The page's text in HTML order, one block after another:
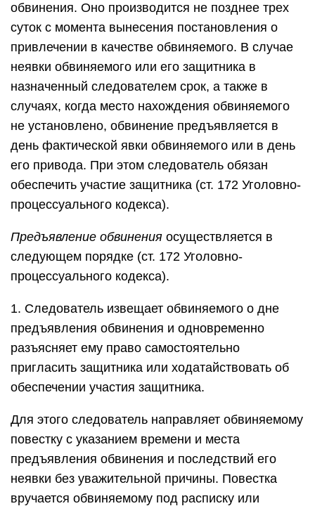
обвинения. Оно производится не позднее трех
суток с момента вынесения постановления о
привлечении в качестве обвиняемого. В случае
неявки обвиняемого или его защитника в
назначенный следователем срок, а также в
случаях, когда место нахождения обвиняемого
не установлено, обвинение предъявляется в
день фактической явки обвиняемого или в день
его привода. При этом следователь обязан
обеспечить участие защитника (ст. 172 Уголовно-
процессуального кодекса).
Предъявление обвинения осуществляется в
следующем порядке (ст. 172 Уголовно-
процессуального кодекса).
1. Следователь извещает обвиняемого о дне
предъявления обвинения и одновременно
разъясняет ему право самостоятельно
пригласить защитника или ходатайствовать об
обеспечении участия защитника.
Для этого следователь направляет обвиняемому
повестку с указанием времени и места
предъявления обвинения и последствий его
неявки без уважительной причины. Повестка
вручается обвиняемому под расписку или